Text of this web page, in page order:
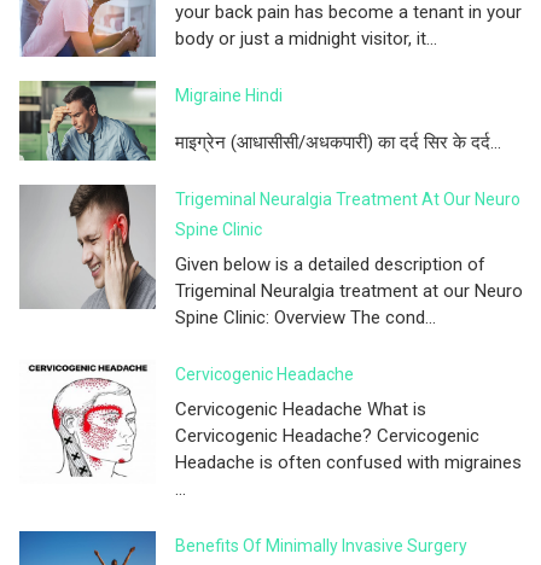
your back pain has become a tenant in your
body or just a midnight visitor, it...
Migraine Hindi
माइग्रेन (आधासीसी/अधकपारी) का दर्द सिर के दर्द...
Trigeminal Neuralgia Treatment At Our Neuro
Spine Clinic
Given below is a detailed description of
Trigeminal Neuralgia treatment at our Neuro
Spine Clinic: Overview The cond...
Cervicogenic Headache
Cervicogenic Headache What is
Cervicogenic Headache? Cervicogenic
Headache is often confused with migraines
...
Benefits Of Minimally Invasive Surgery